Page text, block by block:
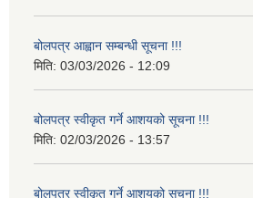
बोलपत्र आह्वान सम्बन्धी सूचना !!!
मिति: 03/03/2026 - 12:09
बोलपत्र स्वीकृत गर्ने आशयको सूचना !!!
मिति: 02/03/2026 - 13:57
बोलपत्र स्वीकृत गर्ने आशयको सूचना !!!